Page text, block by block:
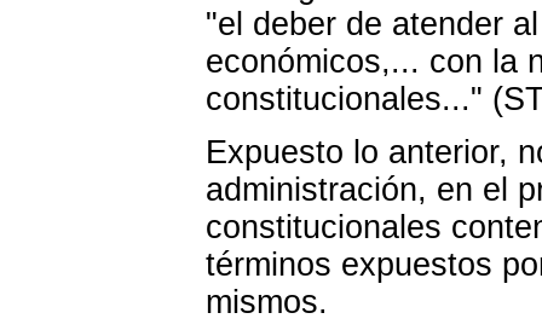
"el deber de atender
económicos,... con la
constitucionales..."
Expuesto lo anterior,
administración, en el
constitucionales
términos expuestos
mismos.